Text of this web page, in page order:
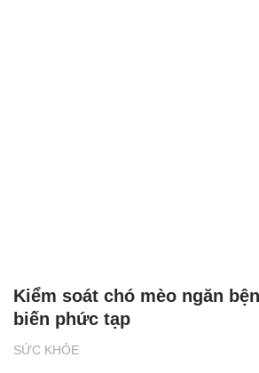
SỨC KHỎE
Kiểm soát chó mèo ngăn
biến phức tạp